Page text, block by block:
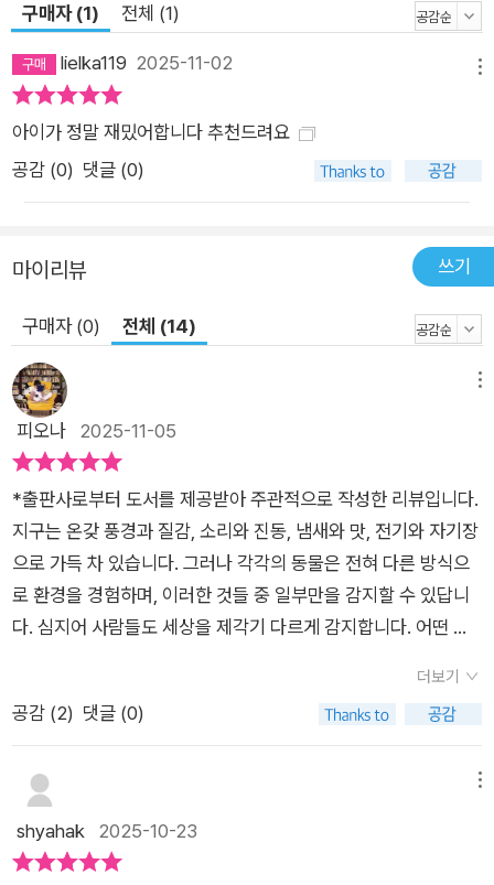
구매자 (1) 전체 (1)
lielka119 2025-11-02
아이가 정말 재밌어합니다 추천드려요
공감 (0) 댓글 (0)
마이리뷰 쓰기
구매자 (0) 전체 (14)
피오나 2025-11-05
*출판사로부터 도서를 제공받아 주관적으로 작성한 리뷰입니다.
지구는 온갖 풍경과 질감, 소리와 진동, 냄새와 맛, 전기와 자기장
으로 가득 차 있습니다. 그러나 각각의 동물은 전혀 다른 방식으
로 환경을 경험하며, 이러한 것들 중 일부만을 감지할 수 있답니
다. 심지어 사람들도 세상을 제각기 다르게 감지합니다. 어떤 사
는 다른 사람의 체취가 바닐라 향처럼 느껴지기도 하죠... 왜 그럴
까요? 우리를 비롯한 지구상의 모든 생명체가 독특한 '감각 거품'
속에 갇혀 있기 때문이죠. 이 거품 속에서, 우리는 각자 광대한 세
계의 극히 작은 부분만을 인식하는 거예요. p.8페이지를
게 해주었던 에드 용의 <이토록 굉장한 세계>가 어린이들을 위
더보기
공감 (2) 댓글 (0)
shyahak 2025-10-23